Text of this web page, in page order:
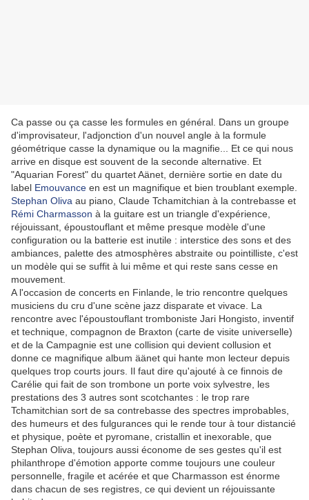
Ca passe ou ça casse les formules en général. Dans un groupe
d'improvisateur, l'adjonction d'un nouvel angle à la formule
géométrique casse la dynamique ou la magnifie... Et ce qui nous
arrive en disque est souvent de la seconde alternative. Et
"Aquarian Forest" du quartet Aänet, dernière sortie en date du
label Emouvance en est un magnifique et bien troublant exemple.
Stephan Oliva au piano, Claude Tchamitchian à la contrebasse et
Rémi Charmasson à la guitare est un triangle d'expérience,
réjouissant, époustouflant et même presque modèle d'une
configuration ou la batterie est inutile : interstice des sons et des
ambiances, palette des atmosphères abstraite ou pointilliste, c'est
un modèle qui se suffit à lui même et qui reste sans cesse en
mouvement.
A l'occasion de concerts en Finlande, le trio rencontre quelques
musiciens du cru d'une scène jazz disparate et vivace. La
rencontre avec l'époustouflant tromboniste Jari Hongisto, inventif
et technique, compagnon de Braxton (carte de visite universelle)
et de la Campagnie est une collision qui devient collusion et
donne ce magnifique album äänet qui hante mon lecteur depuis
quelques trop courts jours. Il faut dire qu'ajouté à ce finnois de
Carélie qui fait de son trombone un porte voix sylvestre, les
prestations des 3 autres sont scotchantes : le trop rare
Tchamitchian sort de sa contrebasse des spectres improbables,
des humeurs et des fulgurances qui le rende tour à tour distancié
et physique, poète et pyromane, cristallin et inexorable, que
Stephan Oliva, toujours aussi économe de ses gestes qu'il est
philanthrope d'émotion apporte comme toujours une couleur
personnelle, fragile et acérée et que Charmasson est énorme
dans chacun de ses registres, ce qui devient un réjouissante